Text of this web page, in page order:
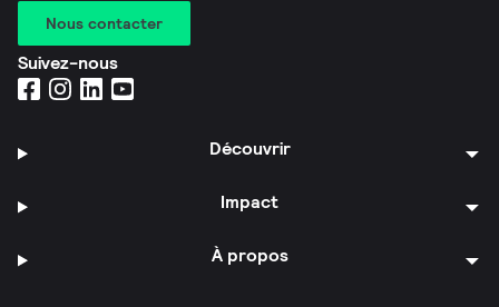
Nous contacter
Suivez-nous
Découvrir
Impact
À propos